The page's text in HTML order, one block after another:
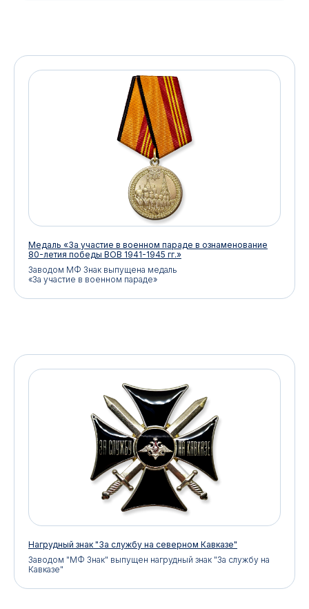
Медаль «За участие в военном параде в ознаменование
80-летия победы ВОВ 1941-1945 гг.»
Заводом МФ Знак выпущена медаль
«За участие в военном параде»
Нагрудный знак "За службу на северном Кавказе"
Заводом "МФ Знак" выпущен нагрудный знак "За службу на
Кавказе"